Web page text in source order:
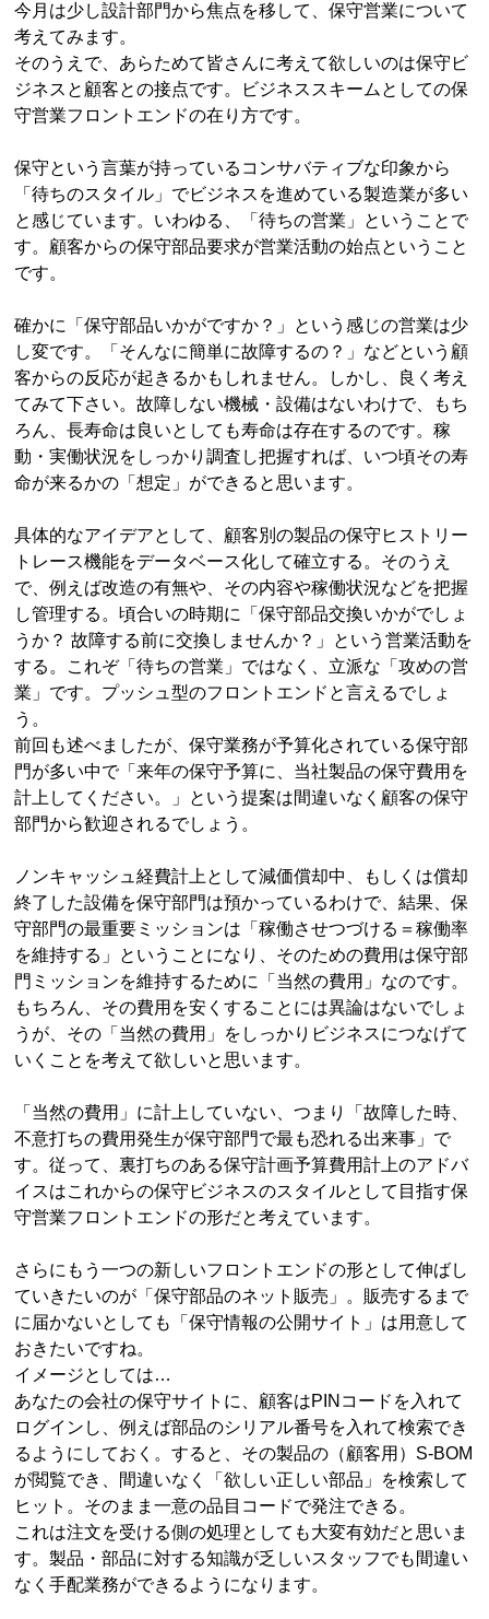
今月は少し設計部門から焦点を移して、保守営業について
考えてみます。
そのうえで、あらためて皆さんに考えて欲しいのは保守ビ
ジネスと顧客との接点です。ビジネススキームとしての保
守営業フロントエンドの在り方です。
保守という言葉が持っているコンサバティブな印象から
「待ちのスタイル」でビジネスを進めている製造業が多い
と感じています。いわゆる、「待ちの営業」ということで
す。顧客からの保守部品要求が営業活動の始点ということ
です。
確かに「保守部品いかがですか？」という感じの営業は少
し変です。「そんなに簡単に故障するの？」などという顧
客からの反応が起きるかもしれません。しかし、良く考え
てみて下さい。故障しない機械・設備はないわけで、もち
ろん、長寿命は良いとしても寿命は存在するのです。稼
動・実働状況をしっかり調査し把握すれば、いつ頃その寿
命が来るかの「想定」ができると思います。
具体的なアイデアとして、顧客別の製品の保守ヒストリー
トレース機能をデータベース化して確立する。そのうえ
で、例えば改造の有無や、その内容や稼働状況などを把握
し管理する。頃合いの時期に「保守部品交換いかがでしょ
うか？ 故障する前に交換しませんか？」という営業活動を
する。これぞ「待ちの営業」ではなく、立派な「攻めの営
業」です。プッシュ型のフロントエンドと言えるでしょ
う。
前回も述べましたが、保守業務が予算化されている保守部
門が多い中で「来年の保守予算に、当社製品の保守費用を
計上してください。」という提案は間違いなく顧客の保守
部門から歓迎されるでしょう。
ノンキャッシュ経費計上として減価償却中、もしくは償却
終了した設備を保守部門は預かっているわけで、結果、保
守部門の最重要ミッションは「稼働させつづける＝稼働率
を維持する」ということになり、そのための費用は保守部
門ミッションを維持するために「当然の費用」なのです。
もちろん、その費用を安くすることには異論はないでしょ
うが、その「当然の費用」をしっかりビジネスにつなげて
いくことを考えて欲しいと思います。
「当然の費用」に計上していない、つまり「故障した時、
不意打ちの費用発生が保守部門で最も恐れる出来事」で
す。従って、裏打ちのある保守計画予算費用計上のアドバ
イスはこれからの保守ビジネスのスタイルとして目指す保
守営業フロントエンドの形だと考えています。
さらにもう一つの新しいフロントエンドの形として伸ばし
ていきたいのが「保守部品のネット販売」。販売するまで
に届かないとしても「保守情報の公開サイト」は用意して
おきたいですね。
イメージとしては…
あなたの会社の保守サイトに、顧客はPINコードを入れて
ログインし、例えば部品のシリアル番号を入れて検索でき
るようにしておく。すると、その製品の（顧客用）S-BOM
が閲覧でき、間違いなく「欲しい正しい部品」を検索して
ヒット。そのまま一意の品目コードで発注できる。
これは注文を受ける側の処理としても大変有効だと思いま
す。製品・部品に対する知識が乏しいスタッフでも間違い
なく手配業務ができるようになります。